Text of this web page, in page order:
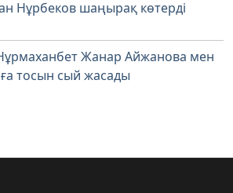
Нұрбеков шаңырақ көтерді
Жанар Айжанова мен
тосын сый жасады